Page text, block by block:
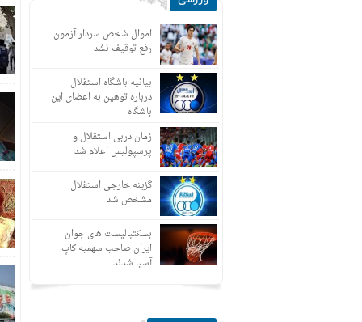
اموال شخص سردار آزمون
رفع توقیف نشد
بیانیه باشگاه استقلال
درباره توهین به اعضای این
باشگاه
زمان دربی استقلال و
پرسپولیس اعلام شد
گزینه خارجی استقلال
مشخص شد
بسکتبالیست های جوان
ایران صاحب سهمیه کاپ
آسیا شدند